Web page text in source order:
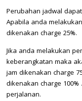
Perubahan jadwal
Apabila anda
dikenakan charge 25%.
Jika anda melakukan
keberangkatan maka
jam dikenakan charge
dikenakan charge
perjalanan.